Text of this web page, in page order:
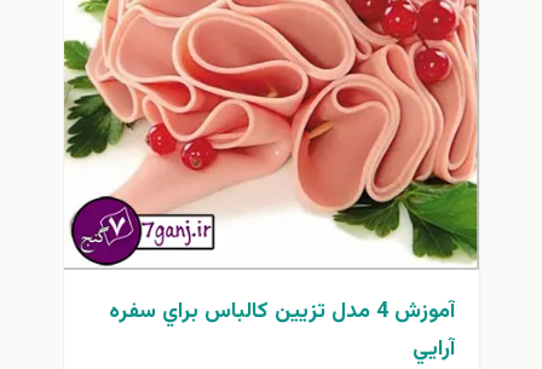
آموزش 4 مدل تزيين كالباس براي سفره
آرايي